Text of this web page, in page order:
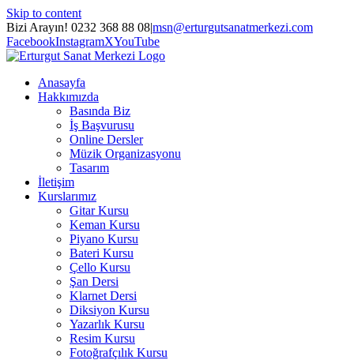
Skip to content
Bizi Arayın! 0232 368 88 08|msn@erturgutsanatmerkezi.com
FacebookInstagramXYouTube
Anasayfa
Hakkımızda
Basında Biz
İş Başvurusu
Online Dersler
Müzik Organizasyonu
Tasarım
İletişim
Kurslarımız
Gitar Kursu
Keman Kursu
Piyano Kursu
Bateri Kursu
Çello Kursu
Şan Dersi
Klarnet Dersi
Diksiyon Kursu
Yazarlık Kursu
Resim Kursu
Fotoğrafçılık Kursu